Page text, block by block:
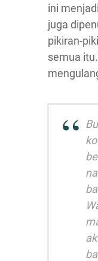
ini
juga
pikiran-
semua